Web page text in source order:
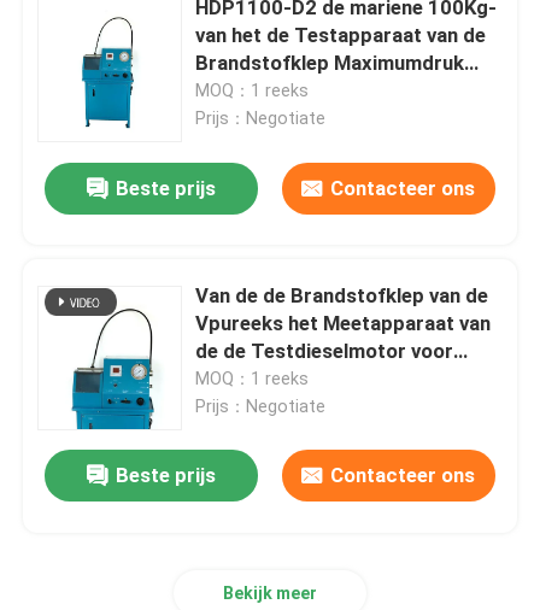
De Hulpmiddelen van de flensseparator
Hydraulische componenten
Het Hulpmiddel van de gasdetector
2 de Delen van de slagdieselmotor
4 de Delen van de slagdieselmotor
HDP1100-D2 de mariene 100Kg-
van het de Testapparaat van de
Brandstofklep Maximumdruk
1100Bar
MOQ：1 reeks
Prijs：Negotiate
Beste prijs Contacteer ons
Van de de Brandstofklep van de
Vpureeks het Meetapparaat van
de de Testdieselmotor voor
Hoofd en Hulpdieselmotoren
MOQ：1 reeks
Prijs：Negotiate
Beste prijs Contacteer ons
Bekijk meer